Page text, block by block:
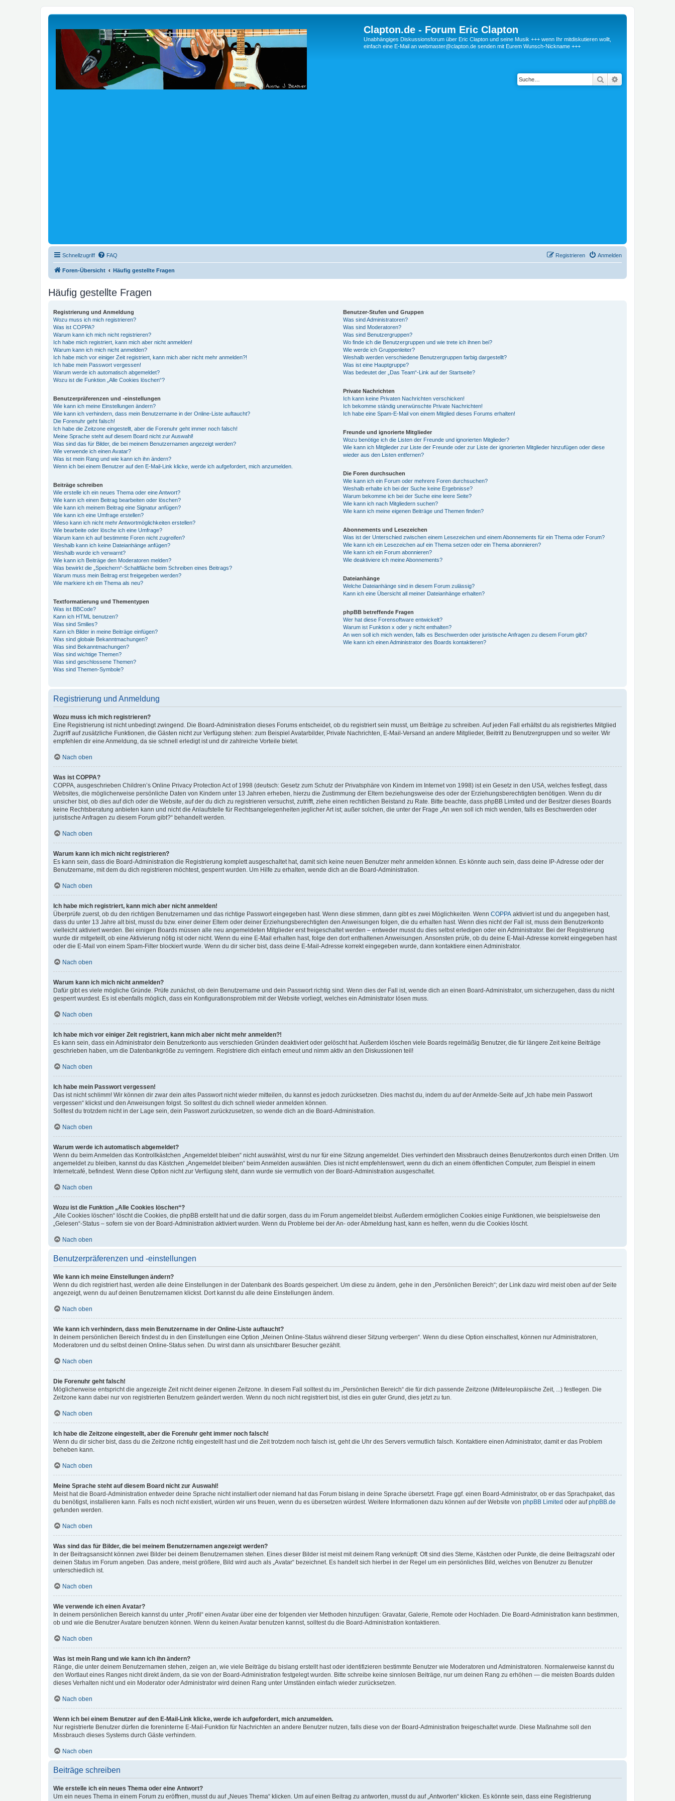
Clapton.de - Forum Eric Clapton
Unabhängiges Diskussionsforum über Eric Clapton und seine Musik +++ wenn Ihr mitdiskutieren wollt,
einfach eine E-Mail an webmaster@clapton.de senden mit Eurem Wunsch-Nickname +++
Suche
Schnellzugriff FAQ Anmelden
Registrieren
Foren-Übersicht Häufig gestellte Fragen
Häufig gestellte Fragen
Registrierung und Anmeldung
Wozu muss ich mich registrieren?
Was ist COPPA?
Warum kann ich mich nicht registrieren?
Ich habe mich registriert, kann mich aber nicht anmelden!
Warum kann ich mich nicht anmelden?
Ich habe mich vor einiger Zeit registriert, kann mich aber nicht mehr anmelden?!
Ich habe mein Passwort vergessen!
Warum werde ich automatisch abgemeldet?
Wozu ist die Funktion „Alle Cookies löschen“?
Benutzerpräferenzen und -einstellungen
Wie kann ich meine Einstellungen ändern?
Wie kann ich verhindern, dass mein Benutzername in der Online-Liste auftaucht?
Die Forenuhr geht falsch!
Ich habe die Zeitzone eingestellt, aber die Forenuhr geht immer noch falsch!
Meine Sprache steht auf diesem Board nicht zur Auswahl!
Was sind das für Bilder, die bei meinem Benutzernamen angezeigt werden?
Wie verwende ich einen Avatar?
Was ist mein Rang und wie kann ich ihn ändern?
Wenn ich bei einem Benutzer auf den E-Mail-Link klicke, werde ich aufgefordert, mich anzumelden.
Beiträge schreiben
Wie erstelle ich ein neues Thema oder eine Antwort?
Wie kann ich einen Beitrag bearbeiten oder löschen?
Wie kann ich meinem Beitrag eine Signatur anfügen?
Wie kann ich eine Umfrage erstellen?
Wieso kann ich nicht mehr Antwortmöglichkeiten erstellen?
Wie bearbeite oder lösche ich eine Umfrage?
Warum kann ich auf bestimmte Foren nicht zugreifen?
Weshalb kann ich keine Dateianhänge anfügen?
Weshalb wurde ich verwarnt?
Wie kann ich Beiträge den Moderatoren melden?
Was bewirkt die „Speichern“-Schaltfläche beim Schreiben eines Beitrags?
Warum muss mein Beitrag erst freigegeben werden?
Wie markiere ich ein Thema als neu?
Textformatierung und Thementypen
Was ist BBCode?
Kann ich HTML benutzen?
Was sind Smilies?
Kann ich Bilder in meine Beiträge einfügen?
Was sind globale Bekanntmachungen?
Was sind Bekanntmachungen?
Was sind wichtige Themen?
Was sind geschlossene Themen?
Was sind Themen-Symbole?
Benutzer-Stufen und Gruppen
Was sind Administratoren?
Was sind Moderatoren?
Was sind Benutzergruppen?
Wo finde ich die Benutzergruppen und wie trete ich ihnen bei?
Wie werde ich Gruppenleiter?
Weshalb werden verschiedene Benutzergruppen farbig dargestellt?
Was ist eine Hauptgruppe?
Was bedeutet der „Das Team“-Link auf der Startseite?
Private Nachrichten
Ich kann keine Privaten Nachrichten verschicken!
Ich bekomme ständig unerwünschte Private Nachrichten!
Ich habe eine Spam-E-Mail von einem Mitglied dieses Forums erhalten!
Freunde und ignorierte Mitglieder
Wozu benötige ich die Listen der Freunde und ignorierten Mitglieder?
Wie kann ich Mitglieder zur Liste der Freunde oder zur Liste der ignorierten Mitglieder hinzufügen oder diese
wieder aus den Listen entfernen?
Die Foren durchsuchen
Wie kann ich ein Forum oder mehrere Foren durchsuchen?
Weshalb erhalte ich bei der Suche keine Ergebnisse?
Warum bekomme ich bei der Suche eine leere Seite?
Wie kann ich nach Mitgliedern suchen?
Wie kann ich meine eigenen Beiträge und Themen finden?
Abonnements und Lesezeichen
Was ist der Unterschied zwischen einem Lesezeichen und einem Abonnements für ein Thema oder Forum?
Wie kann ich ein Lesezeichen auf ein Thema setzen oder ein Thema abonnieren?
Wie kann ich ein Forum abonnieren?
Wie deaktiviere ich meine Abonnements?
Dateianhänge
Welche Dateianhänge sind in diesem Forum zulässig?
Kann ich eine Übersicht all meiner Dateianhänge erhalten?
phpBB betreffende Fragen
Wer hat diese Forensoftware entwickelt?
Warum ist Funktion x oder y nicht enthalten?
An wen soll ich mich wenden, falls es Beschwerden oder juristische Anfragen zu diesem Forum gibt?
Wie kann ich einen Administrator des Boards kontaktieren?
Registrierung und Anmeldung
Wozu muss ich mich registrieren?
Eine Registrierung ist nicht unbedingt zwingend. Die Board-Administration dieses Forums entscheidet, ob du registriert sein musst, um Beiträge zu schreiben. Auf jeden Fall erhältst du als registriertes Mitglied
Zugriff auf zusätzliche Funktionen, die Gästen nicht zur Verfügung stehen: zum Beispiel Avatarbilder, Private Nachrichten, E-Mail-Versand an andere Mitglieder, Beitritt zu Benutzergruppen und so weiter. Wir
empfehlen dir eine Anmeldung, da sie schnell erledigt ist und dir zahlreiche Vorteile bietet.
Nach oben
Was ist COPPA?
COPPA, ausgeschrieben Children’s Online Privacy Protection Act of 1998 (deutsch: Gesetz zum Schutz der Privatsphäre von Kindern im Internet von 1998) ist ein Gesetz in den USA, welches festlegt, dass
Websites, die möglicherweise persönliche Daten von Kindern unter 13 Jahren erheben, hierzu die Zustimmung der Eltern beziehungsweise des oder der Erziehungsberechtigten benötigen. Wenn du dir
unsicher bist, ob dies auf dich oder die Website, auf der du dich zu registrieren versuchst, zutrifft, ziehe einen rechtlichen Beistand zu Rate. Bitte beachte, dass phpBB Limited und der Besitzer dieses Boards
keine Rechtsberatung anbieten kann und nicht die Anlaufstelle für Rechtsangelegenheiten jeglicher Art ist; außer solchen, die unter der Frage „An wen soll ich mich wenden, falls es Beschwerden oder
juristische Anfragen zu diesem Forum gibt?“ behandelt werden.
Nach oben
Warum kann ich mich nicht registrieren?
Es kann sein, dass die Board-Administration die Registrierung komplett ausgeschaltet hat, damit sich keine neuen Benutzer mehr anmelden können. Es könnte auch sein, dass deine IP-Adresse oder der
Benutzername, mit dem du dich registrieren möchtest, gesperrt wurden. Um Hilfe zu erhalten, wende dich an die Board-Administration.
Nach oben
Ich habe mich registriert, kann mich aber nicht anmelden!
Überprüfe zuerst, ob du den richtigen Benutzernamen und das richtige Passwort eingegeben hast. Wenn diese stimmen, dann gibt es zwei Möglichkeiten. Wenn COPPA aktiviert ist und du angegeben hast,
dass du unter 13 Jahre alt bist, musst du bzw. einer deiner Eltern oder deiner Erziehungsberechtigten den Anweisungen folgen, die du erhalten hast. Wenn dies nicht der Fall ist, muss dein Benutzerkonto
vielleicht aktiviert werden. Bei einigen Boards müssen alle neu angemeldeten Mitglieder erst freigeschaltet werden – entweder musst du dies selbst erledigen oder ein Administrator. Bei der Registrierung
wurde dir mitgeteilt, ob eine Aktivierung nötig ist oder nicht. Wenn du eine E-Mail erhalten hast, folge den dort enthaltenen Anweisungen. Ansonsten prüfe, ob du deine E-Mail-Adresse korrekt eingegeben hast
oder die E-Mail von einem Spam-Filter blockiert wurde. Wenn du dir sicher bist, dass deine E-Mail-Adresse korrekt eingegeben wurde, dann kontaktiere einen Administrator.
Nach oben
Warum kann ich mich nicht anmelden?
Dafür gibt es viele mögliche Gründe. Prüfe zunächst, ob dein Benutzername und dein Passwort richtig sind. Wenn dies der Fall ist, wende dich an einen Board-Administrator, um sicherzugehen, dass du nicht
gesperrt wurdest. Es ist ebenfalls möglich, dass ein Konfigurationsproblem mit der Website vorliegt, welches ein Administrator lösen muss.
Nach oben
Ich habe mich vor einiger Zeit registriert, kann mich aber nicht mehr anmelden?!
Es kann sein, dass ein Administrator dein Benutzerkonto aus verschieden Gründen deaktiviert oder gelöscht hat. Außerdem löschen viele Boards regelmäßig Benutzer, die für längere Zeit keine Beiträge
geschrieben haben, um die Datenbankgröße zu verringern. Registriere dich einfach erneut und nimm aktiv an den Diskussionen teil!
Nach oben
Ich habe mein Passwort vergessen!
Das ist nicht schlimm! Wir können dir zwar dein altes Passwort nicht wieder mitteilen, du kannst es jedoch zurücksetzen. Dies machst du, indem du auf der Anmelde-Seite auf „Ich habe mein Passwort
vergessen“ klickst und den Anweisungen folgst. So solltest du dich schnell wieder anmelden können.
Solltest du trotzdem nicht in der Lage sein, dein Passwort zurückzusetzen, so wende dich an die Board-Administration.
Nach oben
Warum werde ich automatisch abgemeldet?
Wenn du beim Anmelden das Kontrollkästchen „Angemeldet bleiben“ nicht auswählst, wirst du nur für eine Sitzung angemeldet. Dies verhindert den Missbrauch deines Benutzerkontos durch einen Dritten. Um
angemeldet zu bleiben, kannst du das Kästchen „Angemeldet bleiben“ beim Anmelden auswählen. Dies ist nicht empfehlenswert, wenn du dich an einem öffentlichen Computer, zum Beispiel in einem
Internetcafé, befindest. Wenn diese Option nicht zur Verfügung steht, dann wurde sie vermutlich von der Board-Administration ausgeschaltet.
Nach oben
Wozu ist die Funktion „Alle Cookies löschen“?
„Alle Cookies löschen“ löscht die Cookies, die phpBB erstellt hat und die dafür sorgen, dass du im Forum angemeldet bleibst. Außerdem ermöglichen Cookies einige Funktionen, wie beispielsweise den
„Gelesen“-Status – sofern sie von der Board-Administration aktiviert wurden. Wenn du Probleme bei der An- oder Abmeldung hast, kann es helfen, wenn du die Cookies löscht.
Nach oben
Benutzerpräferenzen und -einstellungen
Wie kann ich meine Einstellungen ändern?
Wenn du dich registriert hast, werden alle deine Einstellungen in der Datenbank des Boards gespeichert. Um diese zu ändern, gehe in den „Persönlichen Bereich“; der Link dazu wird meist oben auf der Seite
angezeigt, wenn du auf deinen Benutzernamen klickst. Dort kannst du alle deine Einstellungen ändern.
Nach oben
Wie kann ich verhindern, dass mein Benutzername in der Online-Liste auftaucht?
In deinem persönlichen Bereich findest du in den Einstellungen eine Option „Meinen Online-Status während dieser Sitzung verbergen“. Wenn du diese Option einschaltest, können nur Administratoren,
Moderatoren und du selbst deinen Online-Status sehen. Du wirst dann als unsichtbarer Besucher gezählt.
Nach oben
Die Forenuhr geht falsch!
Möglicherweise entspricht die angezeigte Zeit nicht deiner eigenen Zeitzone. In diesem Fall solltest du im „Persönlichen Bereich“ die für dich passende Zeitzone (Mitteleuropäische Zeit, ...) festlegen. Die
Zeitzone kann dabei nur von registrierten Benutzern geändert werden. Wenn du noch nicht registriert bist, ist dies ein guter Grund, dies jetzt zu tun.
Nach oben
Ich habe die Zeitzone eingestellt, aber die Forenuhr geht immer noch falsch!
Wenn du dir sicher bist, dass du die Zeitzone richtig eingestellt hast und die Zeit trotzdem noch falsch ist, geht die Uhr des Servers vermutlich falsch. Kontaktiere einen Administrator, damit er das Problem
beheben kann.
Nach oben
Meine Sprache steht auf diesem Board nicht zur Auswahl!
Meist hat die Board-Administration entweder deine Sprache nicht installiert oder niemand hat das Forum bislang in deine Sprache übersetzt. Frage ggf. einen Board-Administrator, ob er das Sprachpaket, das
du benötigst, installieren kann. Falls es noch nicht existiert, würden wir uns freuen, wenn du es übersetzen würdest. Weitere Informationen dazu können auf der Website von phpBB Limited oder aufphpBB.de
gefunden werden.
Nach oben
Was sind das für Bilder, die bei meinem Benutzernamen angezeigt werden?
In der Beitragsansicht können zwei Bilder bei deinem Benutzernamen stehen. Eines dieser Bilder ist meist mit deinem Rang verknüpft: Oft sind dies Sterne, Kästchen oder Punkte, die deine Beitragszahl oder
deinen Status im Forum angeben. Das andere, meist größere, Bild wird auch als „Avatar“ bezeichnet. Es handelt sich hierbei in der Regel um ein persönliches Bild, welches von Benutzer zu Benutzer
unterschiedlich ist.
Nach oben
Wie verwende ich einen Avatar?
In deinem persönlichen Bereich kannst du unter „Profil“ einen Avatar über eine der folgenden vier Methoden hinzufügen: Gravatar, Galerie, Remote oder Hochladen. Die Board-Administration kann bestimmen,
ob und wie die Benutzer Avatare benutzen können. Wenn du keinen Avatar benutzen kannst, solltest du die Board-Administration kontaktieren.
Nach oben
Was ist mein Rang und wie kann ich ihn ändern?
Ränge, die unter deinem Benutzernamen stehen, zeigen an, wie viele Beiträge du bislang erstellt hast oder identifizieren bestimmte Benutzer wie Moderatoren und Administratoren. Normalerweise kannst du
den Wortlaut eines Ranges nicht direkt ändern, da sie von der Board-Administration festgelegt wurden. Bitte schreibe keine sinnlosen Beiträge, nur um deinen Rang zu erhöhen — die meisten Boards dulden
dieses Verhalten nicht und ein Moderator oder Administrator wird deinen Rang unter Umständen einfach wieder zurücksetzen.
Nach oben
Wenn ich bei einem Benutzer auf den E-Mail-Link klicke, werde ich aufgefordert, mich anzumelden.
Nur registrierte Benutzer dürfen die foreninterne E-Mail-Funktion für Nachrichten an andere Benutzer nutzen, falls diese von der Board-Administration freigeschaltet wurde. Diese Maßnahme soll den
Missbrauch dieses Systems durch Gäste verhindern.
Nach oben
Beiträge schreiben
Wie erstelle ich ein neues Thema oder eine Antwort?
Um ein neues Thema in einem Forum zu eröffnen, musst du auf „Neues Thema“ klicken. Um auf einen Beitrag zu antworten, musst du auf „Antworten“ klicken. Es könnte sein, dass eine Registrierung